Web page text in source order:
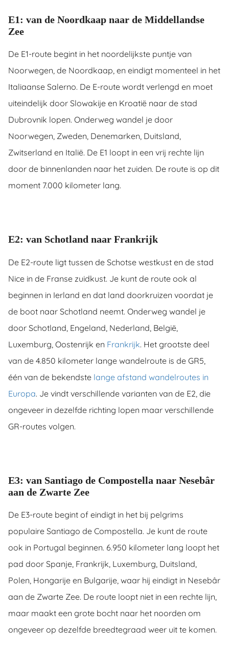
E1: van de Noordkaap naar de Middellandse
Zee
De E1-route begint in het noordelijkste puntje van
Noorwegen, de Noordkaap, en eindigt momenteel in het
Italiaanse Salerno. De E-route wordt verlengd en moet
uiteindelijk door Slowakije en Kroatië naar de stad
Dubrovnik lopen. Onderweg wandel je door
Noorwegen, Zweden, Denemarken, Duitsland,
Zwitserland en Italië. De E1 loopt in een vrij rechte lijn
door de binnenlanden naar het zuiden. De route is op dit
moment 7.000 kilometer lang.
E2: van Schotland naar Frankrijk
De E2-route ligt tussen de Schotse westkust en de stad
Nice in de Franse zuidkust. Je kunt de route ook al
beginnen in Ierland en dat land doorkruizen voordat je
de boot naar Schotland neemt. Onderweg wandel je
door Schotland, Engeland, Nederland, België,
Luxemburg, Oostenrijk en Frankrijk. Het grootste deel
van de 4.850 kilometer lange wandelroute is de GR5,
één van de bekendste lange afstand wandelroutes in
Europa. Je vindt verschillende varianten van de E2, die
ongeveer in dezelfde richting lopen maar verschillende
GR-routes volgen.
E3: van Santiago de Compostella naar Nesebâr
aan de Zwarte Zee
De E3-route begint of eindigt in het bij pelgrims
populaire Santiago de Compostella. Je kunt de route
ook in Portugal beginnen. 6.950 kilometer lang loopt het
pad door Spanje, Frankrijk, Luxemburg, Duitsland,
Polen, Hongarije en Bulgarije, waar hij eindigt in Nesebâr
aan de Zwarte Zee. De route loopt niet in een rechte lijn,
maar maakt een grote bocht naar het noorden om
ongeveer op dezelfde breedtegraad weer uit te komen.